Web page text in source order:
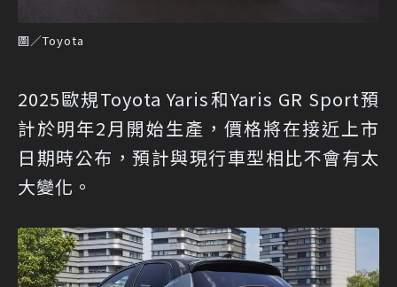
圖／Toyota
2025歐規Toyota Yaris和Yaris GR Sport預
計於明年2月開始生產，價格將在接近上市
日期時公布，預計與現行車型相比不會有太
大變化。